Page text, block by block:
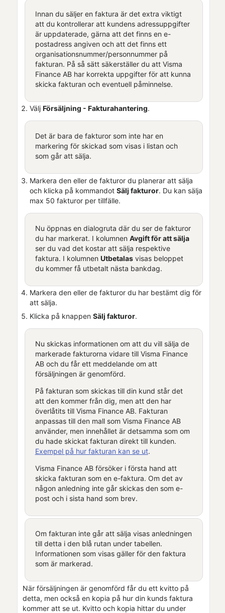
Innan du säljer en faktura är det extra viktigt
att du kontrollerar att kundens adressuppgifter
är uppdaterade, gärna att det finns en e-
postadress angiven och att det finns ett
organisationsnummer/personnummer på
fakturan. På så sätt säkerställer du att Visma
Finance ABhar korrekta uppgifter för att kunna
skicka fakturan och eventuell påminnelse.
Välj Försäljning - Fakturahantering.
Det är bara de fakturor som inte har en
markering för skickad som visas i listan och
som går att sälja.
Markera den eller de fakturor du planerar att sälja
och klicka på kommandot Sälj fakturor. Du kan sälja
max 50 fakturor per tillfälle.
Nu öppnas en dialogruta där du ser de fakturor
du har markerat. I kolumnen Avgift för att sälja
ser du vad det kostar att sälja respektive
faktura. I kolumnen Utbetalasvisas beloppet
du kommer få utbetalt nästa bankdag.
Markera den eller de fakturor du har bestämt dig för
att sälja.
Klicka på knappen Sälj fakturor.
Nu skickas informationen om att du vill sälja de
markerade fakturorna vidare till Visma Finance
ABoch du får ett meddelande om att
försäljningen är genomförd.
På fakturan som skickas till din kund står det
att den kommer från dig, men att den har
överlåtits till Visma Finance AB. Fakturan
anpassas till den mall som Visma Finance AB
använder, men innehållet är detsamma som om
du hade skickat fakturan direkt till kunden.
Exempel på hur fakturan kan se ut.
Visma Finance ABförsöker i första hand att
skicka fakturan som en e-faktura. Om det av
någon anledning inte går skickas den som e-
post och i sista hand som brev.
Om fakturan inte går att sälja visas anledningen
till detta i den blå rutan under tabellen.
Informationen som visas gäller för den faktura
som är markerad.
När försäljningen är genomförd får du ett kvitto på
detta, men också en kopia på hur din kunds faktura
kommer att se ut. Kvitto och kopia hittar du under